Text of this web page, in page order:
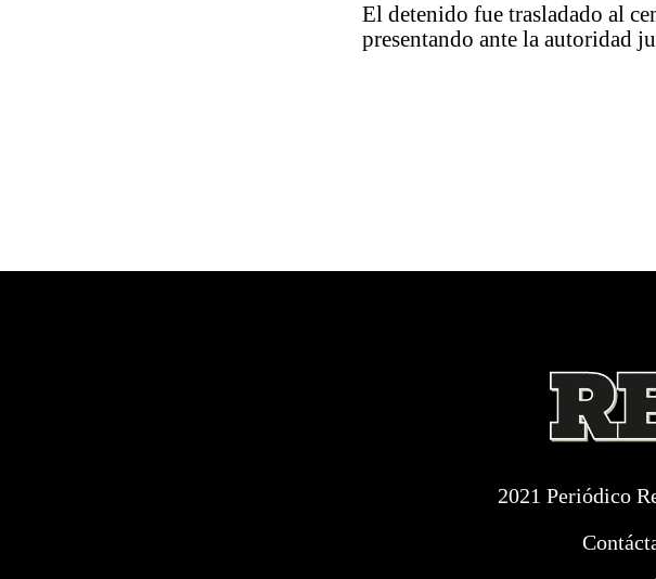
El detenido fue trasladado al
presentando ante la autoridad
2021 Periódico